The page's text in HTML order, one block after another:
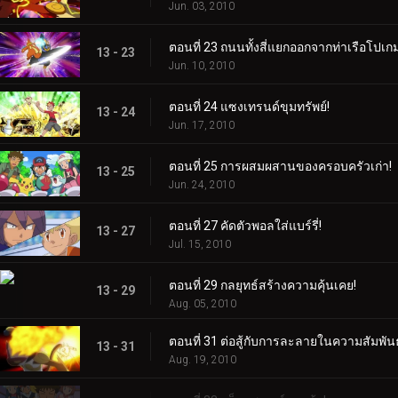
Jun. 03, 2010
13 - 23 ตอนที่ 23 ถนนทั้งสี่แยกออกจากท่าเรือโปเก
Jun. 10, 2010
13 - 24 ตอนที่ 24 แซงเทรนด์ขุมทรัพย์!
Jun. 17, 2010
13 - 25 ตอนที่ 25 การผสมผสานของครอบครัวเก่า!
Jun. 24, 2010
13 - 27 ตอนที่ 27 คัดตัวพอลใส่แบร์รี่!
Jul. 15, 2010
13 - 29 ตอนที่ 29 กลยุทธ์สร้างความคุ้นเคย!
Aug. 05, 2010
13 - 31 ตอนที่ 31 ต่อสู้กับการละลายในความสัมพัน
Aug. 19, 2010